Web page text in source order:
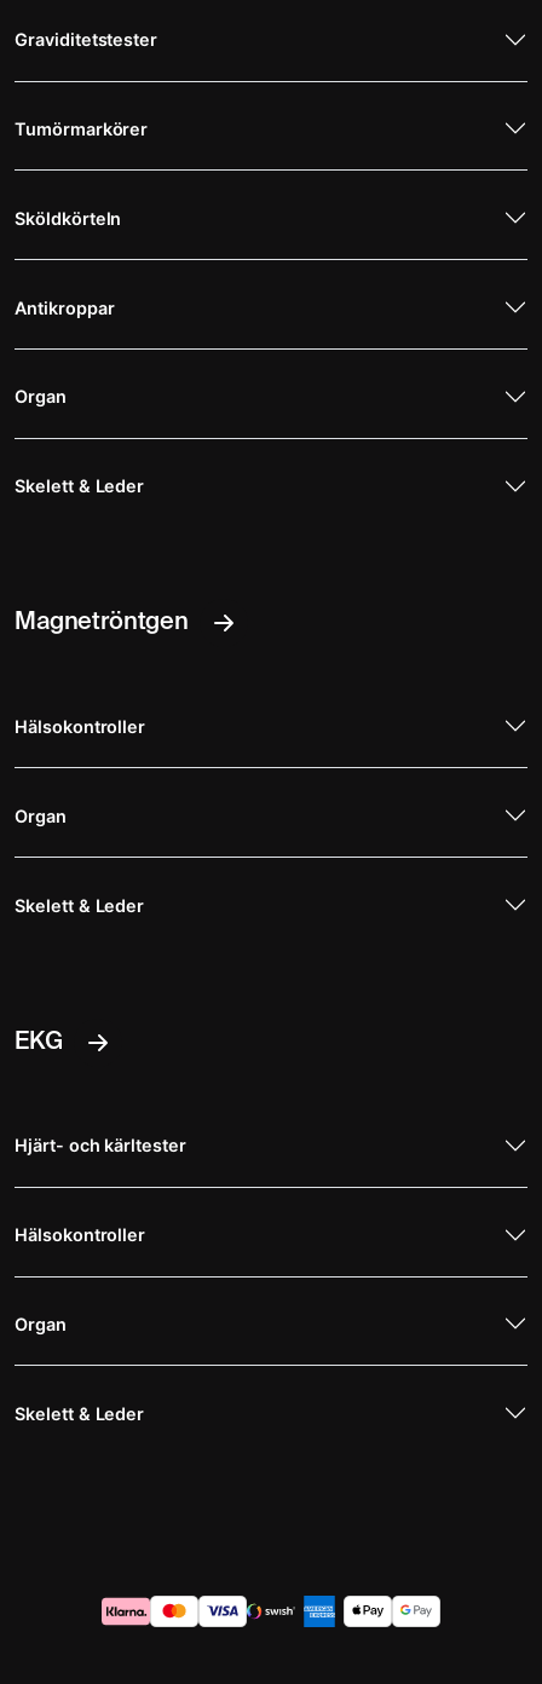
Graviditetstester
Tumörmarkörer
Sköldkörteln
Antikroppar
Organ
Skelett & Leder
Magnetröntgen
Hälsokontroller
Organ
Skelett & Leder
EKG
Hjärt- och kärltester
Hälsokontroller
Organ
Skelett & Leder